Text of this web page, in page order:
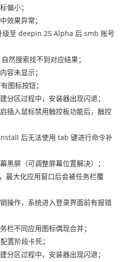
偏小；
效果异常；
至 deepin 25 Alpha 后 smb 账号
然搜索找不到对应结果；
容未显示；
图标按钮；
分区过程中，安装器出现闪退；
插入鼠标禁用触控板功能后，触控
后无法使用 tab 键进行命令补
黑屏（可调整屏幕位置解决）；
最大化应用窗口后会被任务栏覆
操作，系统进入登录界面前有报错
栏不同应用图标偶现合并；
置阶段卡死；
分区过程中，安装器出现闪退；